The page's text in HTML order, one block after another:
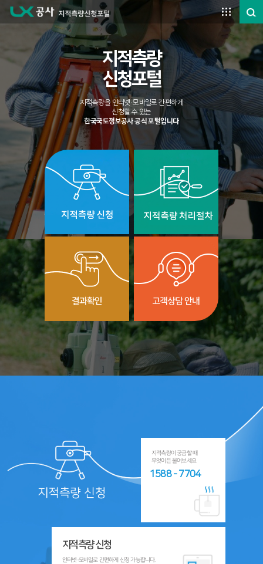
지적측량
신청포털
지적측량을 인터넷·모바일로 간편하게
신청할 수 있는
한국국토정보공사 공식 포털입니다
지적측량이 궁금할 때
무엇이든 물어보세요
1588 - 7704
지적측량 신청
인터넷·모바일로 간편하게 신청 가능합니다.